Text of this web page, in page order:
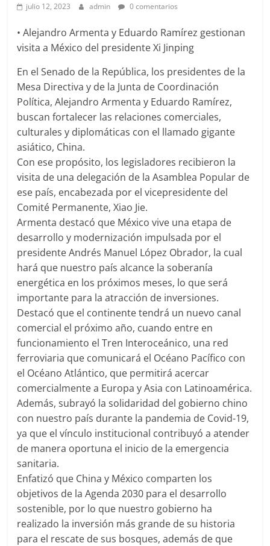
julio 12, 2023 admin 0 comentarios
• Alejandro Armenta y Eduardo Ramírez gestionan
visita a México del presidente Xi Jinping
En el Senado de la República, los presidentes de la
Mesa Directiva y de la Junta de Coordinación
Política, Alejandro Armenta y Eduardo Ramírez,
buscan fortalecer las relaciones comerciales,
culturales y diplomáticas con el llamado gigante
asiático, China.
Con ese propósito, los legisladores recibieron la
visita de una delegación de la Asamblea Popular de
ese país, encabezada por el vicepresidente del
Comité Permanente, Xiao Jie.
Armenta destacó que México vive una etapa de
desarrollo y modernización impulsada por el
presidente Andrés Manuel López Obrador, la cual
hará que nuestro país alcance la soberanía
energética en los próximos meses, lo que será
importante para la atracción de inversiones.
Destacó que el continente tendrá un nuevo canal
comercial el próximo año, cuando entre en
funcionamiento el Tren Interoceánico, una red
ferroviaria que comunicará el Océano Pacífico con
el Océano Atlántico, que permitirá acercar
comercialmente a Europa y Asia con Latinoamérica.
Además, subrayó la solidaridad del gobierno chino
con nuestro país durante la pandemia de Covid-19,
ya que el vínculo institucional contribuyó a atender
de manera oportuna el inicio de la emergencia
sanitaria.
Enfatizó que China y México comparten los
objetivos de la Agenda 2030 para el desarrollo
sostenible, por lo que nuestro gobierno ha
realizado la inversión más grande de su historia
para el rescate de sus bosques, además de que